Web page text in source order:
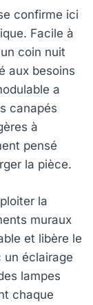
confirme ici
Facile à
coin nuit
aux besoins
a
canapés
à
pensé
la pièce.
la
muraux
et libère le
un éclairage
lampes
chaque